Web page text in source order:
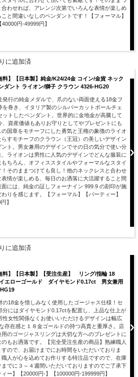
わせれば、アレンジ次第でいろんな表情が楽しめ
と間違いなしのペンダントです！【フォーマル】
円-49999円】
に追加済
料】【日本製】純金/K24/24金 コイン/金貨 ネック
ダント ライオン/獅子 クラウン 4326-HG20
発行の純金メダルで、爪のない両面使える18金フ
を巻き、イタリア製のシルバーカットボールチェ
ットしたペンダント。世界的に金地金が高騰して
、資産価値もありお守りとしてやプレゼントにも
国章をモチーフにした勇気と王権の象徴のライオ
すモチーフのクラウン（王冠）の美しいデザイン
ト。男女兼用のデザインでその日の気分で使い分
ライオンは男性に人気のデザインでどんな服装に
ちろん、オフィススタイルやフォーマルなスタイ
そのままつけても良し！他のネックレスと合わせ
情が楽しめる、毎日のお洒落に大活躍すること間
には、純金の証しフォーナイン 999.9 の刻印が施
りを感じます。【フォーマル】【パーティー】
】
に追加済
料】【日本製】【受注生産】 リング/指輪 18
エローゴールド ダイヤモンド0.17ct 男女兼用
の18金を惜しみなく使用したゴージャス仕様！セ
分にはダイヤモンド0.17ctを配置し、上品な仕上が
性女性関係なくお使いいただけるデザインは幅広
存在感と１８金ゴールドの持つ高貴と重厚さ。店
のゴージャスリングは大切な方へのプレゼントに
もお洒落です。【完全受注生産の商品】熟練職人
ので、お届けまでにお時間をいただいておりま
人が心を込めてお作りする特注品ですので、在庫
でに３～４週間いただいておりますのでご了承下
ー】【20000円-】【100000円-199999円】